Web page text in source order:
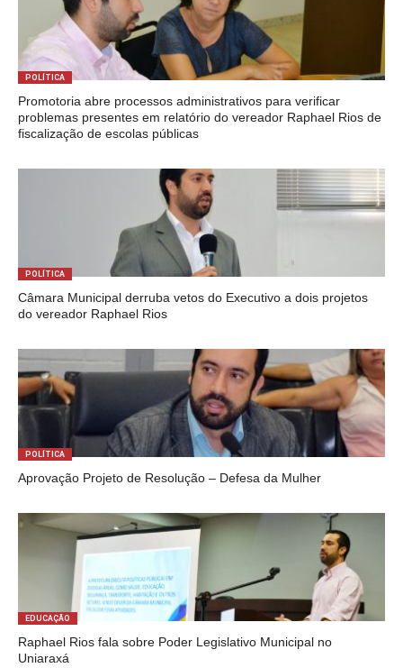
POLÍTICA
Promotoria abre processos administrativos para verificar
problemas presentes em relatório do vereador Raphael Rios de
fiscalização de escolas públicas
POLÍTICA
Câmara Municipal derruba vetos do Executivo a dois projetos
do vereador Raphael Rios
POLÍTICA
Aprovação Projeto de Resolução – Defesa da Mulher
EDUCAÇÃO
Raphael Rios fala sobre Poder Legislativo Municipal no
Uniaraxá